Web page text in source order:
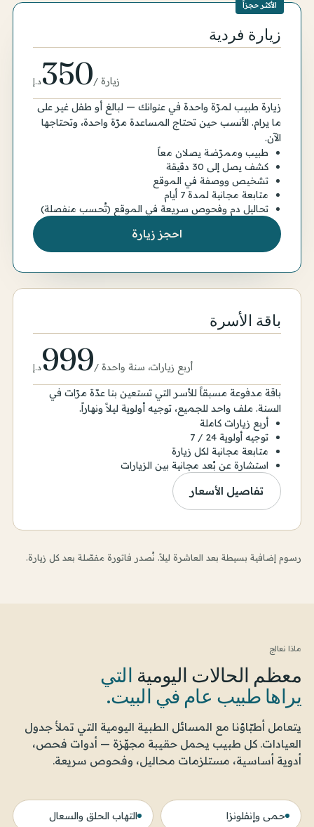
الأكثر حجزاً
زيارة فردية
د.إ350/زيارة
زيارة طبيب لمرّة واحدة في عنوانك — لبالغ أو طفل غير على
ما يرام. الأنسب حين تحتاج المساعدة مرّة واحدة، وتحتاجها
الآن.
طبيب وممرّضة يصلان معاً
كشف يصل إلى 30 دقيقة
تشخيص ووصفة في الموقع
متابعة مجانية لمدة 7 أيام
تحاليل دم وفحوص سريعة في الموقع (تُحسب منفصلة)
احجز زيارة
باقة الأسرة
د.إ999/أربع زيارات، سنة واحدة
باقة مدفوعة مسبقاً للأسر التي تستعين بنا عدّة مرّات في
السنة. ملف واحد للجميع، توجيه أولوية ليلاً ونهاراً.
أربع زيارات كاملة
توجيه أولوية 24 / 7
متابعة مجانية لكل زيارة
استشارة عن بُعد مجانية بين الزيارات
تفاصيل الأسعار
رسوم إضافية بسيطة بعد العاشرة ليلاً. نُصدر فاتورة مفصّلة بعد كل زيارة.
ماذا نعالج
معظم الحالات اليومية التي
يراها طبيب عام في البيت.
يتعامل أطبّاؤنا مع المسائل الطبية اليومية التي تملأ جدول
العيادات. كل طبيب يحمل حقيبة مجهّزة — أدوات فحص،
أدوية أساسية، مستلزمات محاليل، وفحوص سريعة.
حمى وإنفلونزا التهاب الحلق والسعال